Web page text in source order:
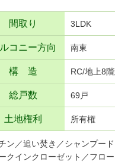
間取り 3LDK
コニー方向 南東
構 造 RC/地上8
総戸数 69戸
土地権利 所有権
ン／追い焚き／シャンプー
クインクローゼット／フロ